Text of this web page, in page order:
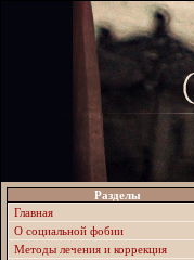
Разделы
Главная
О социальной фобии
Методы лечения и коррекция